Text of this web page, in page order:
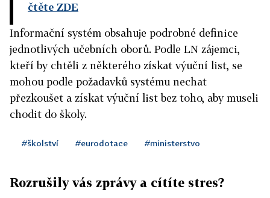
čtěte ZDE
Informační systém obsahuje podrobné definice
jednotlivých učebních oborů. Podle LN zájemci,
kteří by chtěli z některého získat výuční list, se
mohou podle požadavků systému nechat
přezkoušet a získat výuční list bez toho, aby museli
chodit do školy.
#školství #eurodotace #ministerstvo
Rozrušily vás zprávy a cítíte stres?